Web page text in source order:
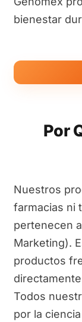
bienestar
Por
Nuestros
farmacias ni
pertenecen
Marketing).
productos
Todos
por la